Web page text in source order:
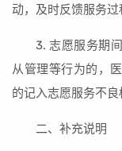
动，及时反馈服务过
3. 志愿服务期
从管理等行为的，
的记入志愿服务不良
二、补充说明